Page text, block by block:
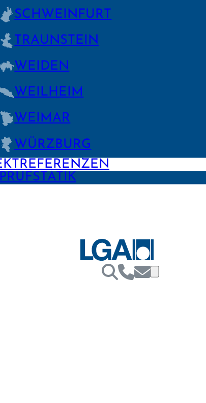
SCHWEIN­FURT
TRAUNSTEIN
WEIDEN
WEILHEIM
WEIMAR
WÜRZBURG